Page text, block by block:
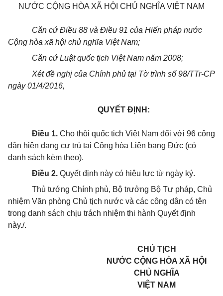
NƯỚC CỘNG HÒA XÃ HỘI CHỦ NGHĨA VIỆT NAM
Căn cứ Điều 88 và Điều 91 của Hiến pháp nước
Cộng hòa xã hội chủ nghĩa Việt Nam;
Căn cứ Luật quốc tịch Việt Nam năm 2008;
Xét đề nghị của Chính phủ tại Tờ trình số 98/TTr-CP
ngày 01/4/2016,
QUYẾT ĐỊNH:
Điều 1. Cho thôi quốc tịch Việt Nam đối với 96 công
dân hiện đang cư trú tại Cộng hòa Liên bang Đức (có
danh sách kèm theo).
Điều 2. Quyết định này có hiệu lực từ ngày ký.
Thủ tướng Chính phủ, Bộ trưởng Bộ Tư pháp, Chủ
nhiệm Văn phòng Chủ tịch nước và các công dân có tên
trong danh sách chịu trách nhiệm thi hành Quyết định
này./.
CHỦ TỊCH
NƯỚC CỘNG HÒA XÃ HỘI
CHỦ NGHĨA
VIỆT NAM